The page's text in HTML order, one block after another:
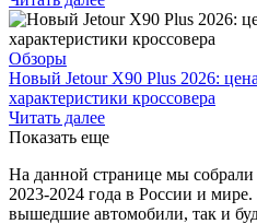
Обзоры
Новый Jetour X90 Plus 2026:
характеристики кроссовера
Читать далее
Показать еще
На данной странице мы
2023-2024 года в России и
вышедшие автомобили, так и